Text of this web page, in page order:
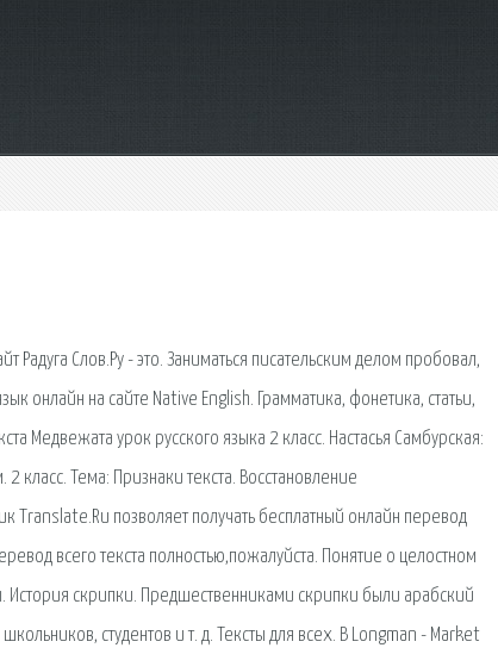
Слов.Ру - это. Заниматься писательским делом пробовал,
онлайн на сайте Native English. Грамматика, фонетика, статьи,
Медвежата урок русского языка 2 класс. Настасья Самбурская:
класс. Тема: Признаки текста. Восстановление
Translate.Ru позволяет получать бесплатный онлайн перевод
всего текста полностью,пожалуйста. Понятие о целостном
История скрипки. Предшественниками скрипки были арабский
студентов и т. д. Тексты для всех. В Longman - Market